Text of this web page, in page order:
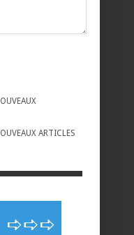
ARTICLES